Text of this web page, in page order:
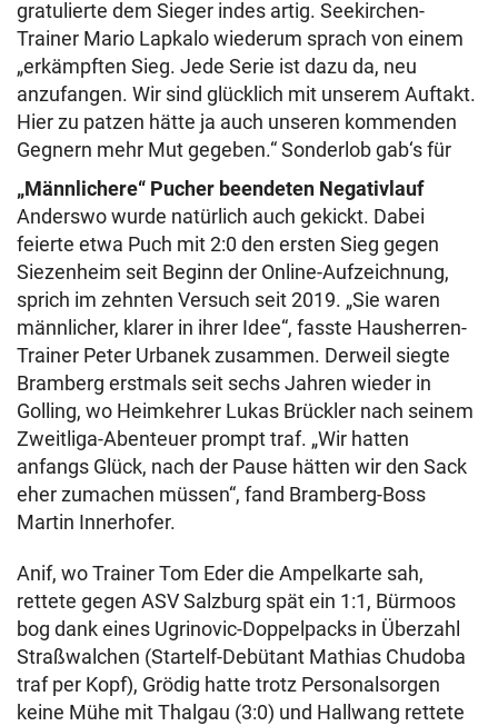
gratulierte dem Sieger indes artig. Seekirchen-
Trainer Mario Lapkalo wiederum sprach von einem
„erkämpften Sieg. Jede Serie ist dazu da, neu
anzufangen. Wir sind glücklich mit unserem Auftakt.
Hier zu patzen hätte ja auch unseren kommenden
Gegnern mehr Mut gegeben.“ Sonderlob gab‘s für
„Männlichere“ Pucher beendeten Negativlauf
Anderswo wurde natürlich auch gekickt. Dabei
feierte etwa Puch mit 2:0 den ersten Sieg gegen
Siezenheim seit Beginn der Online-Aufzeichnung,
sprich im zehnten Versuch seit 2019. „Sie waren
männlicher, klarer in ihrer Idee“, fasste Hausherren-
Trainer Peter Urbanek zusammen. Derweil siegte
Bramberg erstmals seit sechs Jahren wieder in
Golling, wo Heimkehrer Lukas Brückler nach seinem
Zweitliga-Abenteuer prompt traf. „Wir hatten
anfangs Glück, nach der Pause hätten wir den Sack
eher zumachen müssen“, fand Bramberg-Boss
Martin Innerhofer.
Anif, wo Trainer Tom Eder die Ampelkarte sah,
rettete gegen ASV Salzburg spät ein 1:1, Bürmoos
bog dank eines Ugrinovic-Doppelpacks in Überzahl
Straßwalchen (Startelf-Debütant Mathias Chudoba
traf per Kopf), Grödig hatte trotz Personalsorgen
keine Mühe mit Thalgau (3:0) und Hallwang rettete